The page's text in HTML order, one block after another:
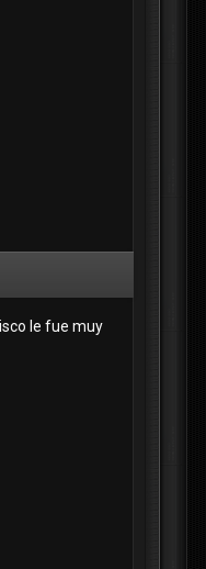
le fue muy